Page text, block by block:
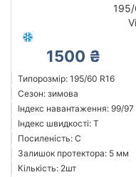
1500 ₴
Типорозмір: 195/60 R16
Сезон: зимова
Індекс навантаження: 99/97
Індекс швидкості: T
Посиленість: C
Залишок протектора: 5 мм
Кількість: 2шт